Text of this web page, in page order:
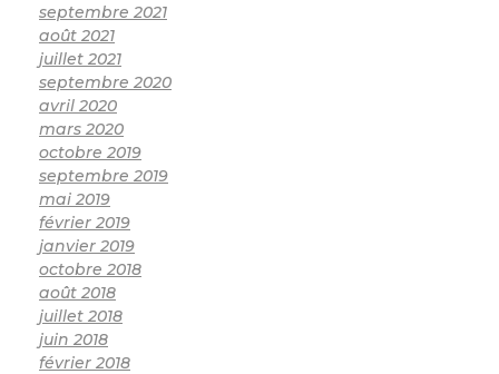
septembre 2021
août 2021
juillet 2021
septembre 2020
avril 2020
mars 2020
octobre 2019
septembre 2019
mai 2019
février 2019
janvier 2019
octobre 2018
août 2018
juillet 2018
juin 2018
février 2018